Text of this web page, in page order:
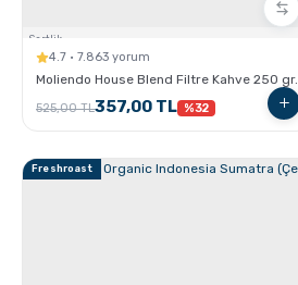
Sertlik:
4.7 · 7.863 yorum
Moliendo House Blend Filtre Kahve 250 gr.
525,00 TL357,00 TL %32
Freshroast